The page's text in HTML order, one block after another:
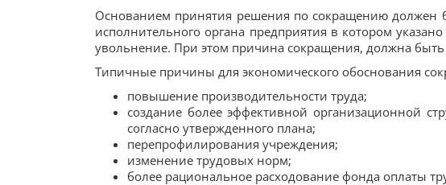
Основанием принятия решения по сокращению должен
исполнительного органа предприятия в котором
увольнение. При этом причина сокращения, должна
Типичные причины для экономического обоснования
повышение производительности труда;
создание более эффективной организационной
согласно утвержденного плана;
перепрофилирования учреждения;
изменение трудовых норм;
более рациональное расходование фонда оплаты